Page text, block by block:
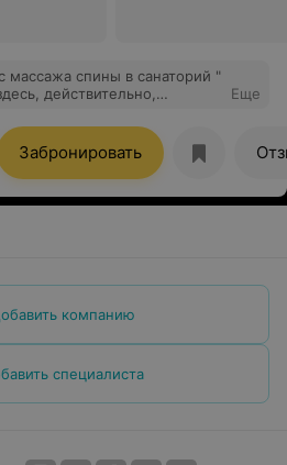
массажа спины в санаторий "
действительно,
Еще
Забронировать
компанию
специалиста